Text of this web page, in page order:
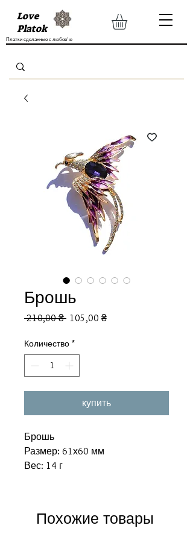
Love
Platok
Платки сделанные с любов'ю
Брошь
210,00 ₴ Обычная
105,00 ₴Спеццена
Количество *
купить
Брошь
Размер: 61х60 мм
Вес: 14 г
Похожие товары